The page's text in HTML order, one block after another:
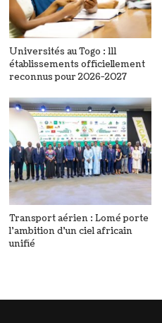
Universités au Togo : 111
établissements officiellement
reconnus pour 2026-2027
Transport aérien : Lomé porte
l’ambition d’un ciel africain
unifié